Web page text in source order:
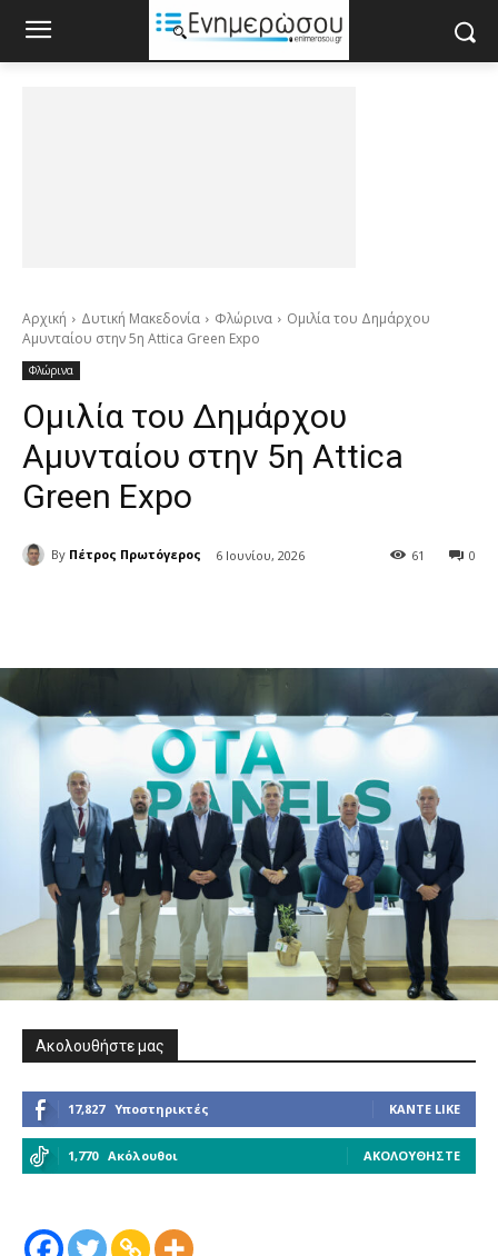
Αρχική Δυτική Μακεδονία Φλώρινα
Ομιλία του Δημάρχου
Αμυνταίου στην 5η Attica Green Expo
Φλώρινα
Ομιλία του Δημάρχου
Αμυνταίου στην 5η Attica
Green Expo
By Πέτρος Πρωτόγερος 6 Ιουνίου, 2026 0
61
Ακολουθήστε μας
17,827 Υποστηρικτές ΚΆΝΤΕ LIKE
1,770 Ακόλουθοι ΑΚΟΛΟΥΘΉΣΤΕ